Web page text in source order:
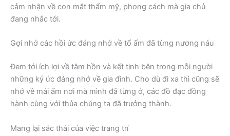
cảm nhận về con mắt thẩm mỹ, phong cách mà gia chủ
đang nhắc tới.
Gợi nhớ các hồi ức đáng nhớ về tổ ấm đã từng nương náu
Đem tới ích lợi về tâm hồn và kết tinh bên trong mỗi người
những ký ức đáng nhớ về gia đình. Cho dù đi xa thì cũng sẽ
nhớ về mái ấm nơi mà mình đã từng ở, các đồ đạc đồng
hành cùng với thủa chúng ta đã trưởng thành.
Mang lại sắc thái của việc trang trí